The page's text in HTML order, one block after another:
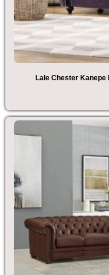
Lale Chester